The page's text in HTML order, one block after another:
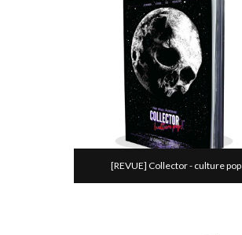
[REVUE] Collector - culture pop